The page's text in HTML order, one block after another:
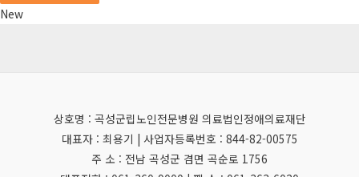
New
상호명 : 곡성군립노인전문병원 의료법인정애의료재단
대표자 : 최용기 | 사업자등록번호 : 844-82-00575
주 소 : 전남 곡성군 겸면 곡순로 1756